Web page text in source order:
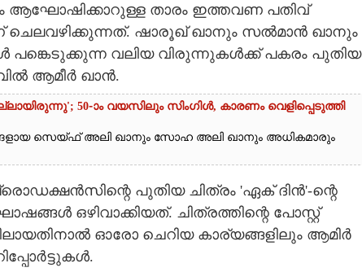
ആഘോഷിക്കാറുള്ള താരം ഇത്തവണ പതിവ്
ചെലവഴിക്കുന്നത്. ഷാരൂഖ് ഖാനും സൽമാൻ ഖാനും
പങ്കെടുക്കുന്ന വലിയ വിരുന്നുകൾക്ക് പകരം പുതിയ
ആമീർ ഖാൻ.
50-ാം വയസിലും സിംഗിൾ, കാരണം വെളിപ്പെടുത്തി
സെയ്‌ഫ് അലി ഖാനും സോഹ അലി ഖാനും അധികമാരും
പുതിയ ചിത്രം 'ഏക് ദിൻ'-ന്റെ
ഒഴിവാക്കിയത്. ചിത്രത്തിന്റെ പോസ്റ്റ്
ഓരോ ചെറിയ കാര്യങ്ങളിലും ആമിർ